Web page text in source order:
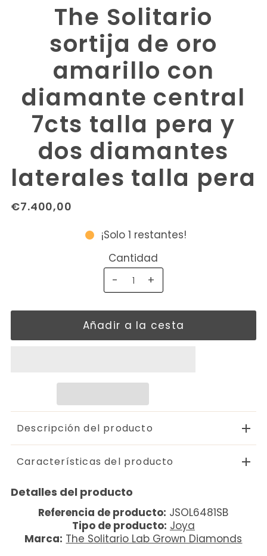
The Solitario
sortija de oro
amarillo con
diamante central
7cts talla pera y
dos diamantes
laterales talla pera
€7.400,00
¡Solo 1 restantes!
Cantidad
-
+
Descripción del producto
Características del producto
Detalles del producto
Referencia de producto: JSOL6481SB
Tipo de producto: Joya
Marca: The Solitario Lab Grown Diamonds